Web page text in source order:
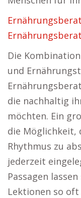
Die
und
die nachhaltig
möchten. Ein
die Möglichkeit,
Rhythmus zu
jederzeit
Passagen
Lektionen so